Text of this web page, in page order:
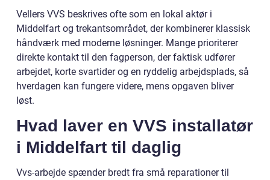
Vellers VVS beskrives ofte som en lokal aktør i
Middelfart og trekantsområdet, der kombinerer klassisk
håndværk med moderne løsninger. Mange prioriterer
direkte kontakt til den fagperson, der faktisk udfører
arbejdet, korte svartider og en ryddelig arbejdsplads, så
hverdagen kan fungere videre, mens opgaven bliver
løst.
Hvad laver en VVS installatør
i Middelfart til daglig
Vvs-arbejde spænder bredt fra små reparationer til